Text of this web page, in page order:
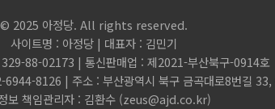
© 2025 아정당. All rights reserved.
사이트명 : 아정당 | 대표자 : 김민기
329-88-02173 | 통신판매업 : 제2021-부산북구-0914호
8126 | 주소 : 부산광역시 북구 금곡대로8번길 33,
보 책임관리자 : 김환수 (zeus@ajd.co.kr)